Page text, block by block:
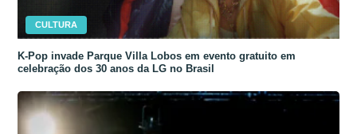
CULTURA
K-Pop invade Parque Villa Lobos em evento gratuito em
celebração dos 30 anos da LG no Brasil